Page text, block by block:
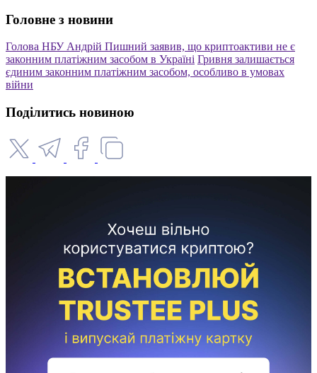
Головне з новини
Голова НБУ Андрій Пишний заявив, що криптоактиви не є
законним платіжним засобом в Україні Гривня залишається
єдиним законним платіжним засобом, особливо в умовах
війни
Поділитись новиною